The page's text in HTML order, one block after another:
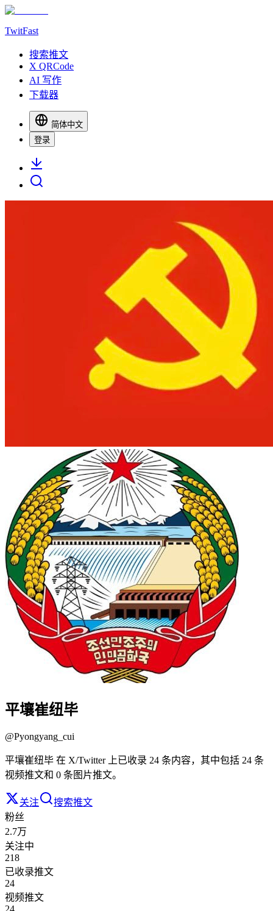
TwitFast
搜索推文
X QRCode
AI 写作
下载器
简体中文
登录
平壤崔纽毕
@Pyongyang_cui
平壤崔纽毕 在 X/Twitter 上已收录 24 条内容，其中包括 24 条
视频推文和 0 条图片推文。
关注
搜索推文
粉丝
2.7万
关注中
218
已收录推文
24
视频推文
24